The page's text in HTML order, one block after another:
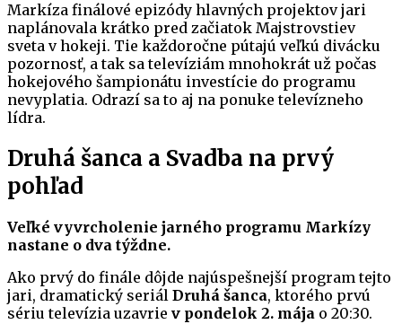
Markíza finálové epizódy hlavných projektov jari
naplánovala krátko pred začiatok Majstrovstiev
sveta v hokeji. Tie každoročne pútajú veľkú divácku
pozornosť, a tak sa televíziám mnohokrát už počas
hokejového šampionátu investície do programu
nevyplatia. Odrazí sa to aj na ponuke televízneho
lídra.
Druhá šanca a Svadba na prvý
pohľad
Veľké vyvrcholenie jarného programu Markízy
nastane o dva týždne.
Ako prvý do finále dôjde najúspešnejší program tejto
jari, dramatický seriál Druhá šanca, ktorého prvú
sériu televízia uzavrie v pondelok 2. mája o 20:30.